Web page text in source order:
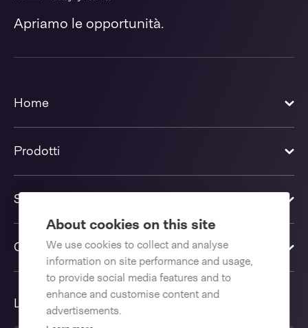
About cookies on this site
We use cookies to collect and analyse
information on site performance and usage,
to provide social media features and to
enhance and customise content and
advertisements.
Apriamo le opportunità.
Home
Prodotti
Soluzioni
Contattaci
Lingua